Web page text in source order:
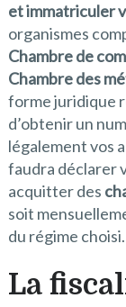
et immatriculer
organismes
Chambre de
Chambre des
forme juridique
d’obtenir un
légalement vos
faudra déclarer
acquitter des
soit
du régime choisi.
La